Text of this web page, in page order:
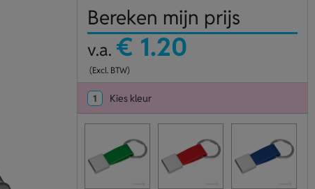
Bereken mijn prijs
v.a. € 1.20
(Excl. BTW)
1 Kies kleur